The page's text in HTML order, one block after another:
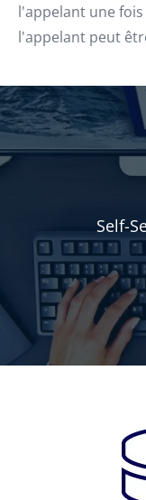
l'appelant une
l'appelant peut
Self-